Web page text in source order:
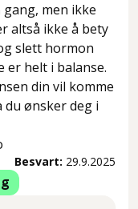
gang, men ikke
altså ikke å bety
slett hormon
helt i balanse.
din vil komme
du ønsker deg i
Besvart: 29.9.2025